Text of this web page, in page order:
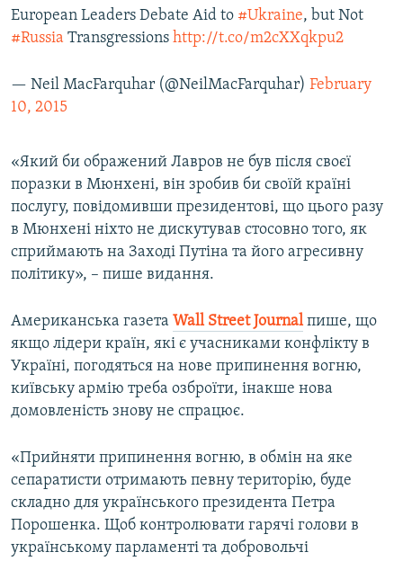
European Leaders Debate Aid to #Ukraine, but Not
#Russia Transgressions http://t.co/m2cXXqkpu2
— Neil MacFarquhar (@NeilMacFarquhar) February
10, 2015
«Який би ображений Лавров не був після своєї
поразки в Мюнхені, він зробив би своїй країні
послугу, повідомивши президентові, що цього разу
в Мюнхені ніхто не дискутував стосовно того, як
сприймають на Заході Путіна та його агресивну
політику», – пише видання.
Американська газета Wall Street Journalпише, що
якщо лідери країн, які є учасниками конфлікту в
Україні, погодяться на нове припинення вогню,
київську армію треба озброїти, інакше нова
домовленість знову не спрацює.
«Прийняти припинення вогню, в обмін на яке
сепаратисти отримають певну територію, буде
складно для українського президента Петра
Порошенка. Щоб контролювати гарячі голови в
українському парламенті та добровольчі